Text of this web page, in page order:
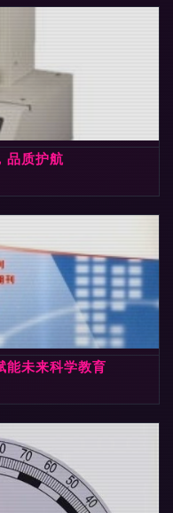
品质护航
能未来科学教育